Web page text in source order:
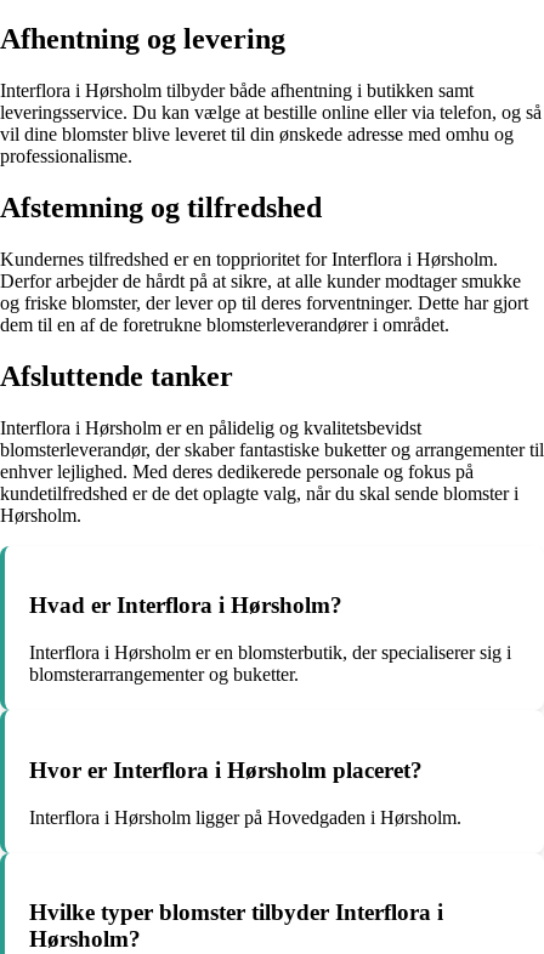
Afhentning og levering
Interflora i Hørsholm tilbyder både afhentning i butikken samt
leveringsservice. Du kan vælge at bestille online eller via telefon, og så
vil dine blomster blive leveret til din ønskede adresse med omhu og
professionalisme.
Afstemning og tilfredshed
Kundernes tilfredshed er en topprioritet for Interflora i Hørsholm.
Derfor arbejder de hårdt på at sikre, at alle kunder modtager smukke
og friske blomster, der lever op til deres forventninger. Dette har gjort
dem til en af de foretrukne blomsterleverandører i området.
Afsluttende tanker
Interflora i Hørsholm er en pålidelig og kvalitetsbevidst
blomsterleverandør, der skaber fantastiske buketter og arrangementer til
enhver lejlighed. Med deres dedikerede personale og fokus på
kundetilfredshed er de det oplagte valg, når du skal sende blomster i
Hørsholm.
Hvad er Interflora i Hørsholm?
Interflora i Hørsholm er en blomsterbutik, der specialiserer sig i
blomsterarrangementer og buketter.
Hvor er Interflora i Hørsholm placeret?
Interflora i Hørsholm ligger på Hovedgaden i Hørsholm.
Hvilke typer blomster tilbyder Interflora i
Hørsholm?